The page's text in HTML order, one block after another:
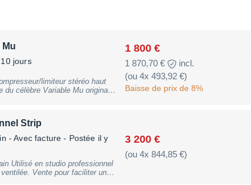
jours
1 800 €
1 870,70 €
incl.
(ou 4x 493,92 €)
Baisse de prix de 8%
limiteur stéréo haut
du célèbre Variable Mu original.
cohésion et une épaisseur
fumeur, monté en rack dès le
compressant les crêtes. Je
soigné.
Strip
- Avec facture - Postée il y
3 200 €
(ou 4x 844,85 €)
Utilisé en studio professionnel
Vente pour faciliter un